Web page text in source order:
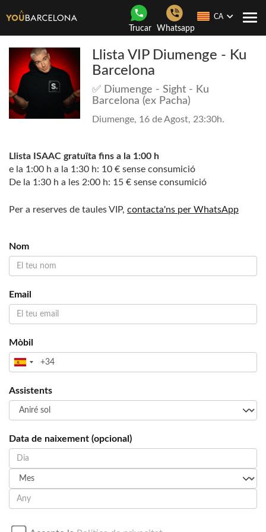
Trucar Whatsapp
CA
Llista VIP Diumenge - Ku
Barcelona
✅ Diumenge - Sight - Ku
Barcelona (ex Pacha)
Diumenge, 16 de Agost, 23:30h.
Llista ISAAC gratuïta fins a la 1:00 h
e la 1:00 h a la 1:30 h: 10 € sense consumició
De la 1:30 h a les 2:00 h: 15 € sense consumició
Per a reserves de taules VIP, contacta'ns per WhatsApp
Nom
Email
Mòbil
Assistents
Data de naixement (opcional)